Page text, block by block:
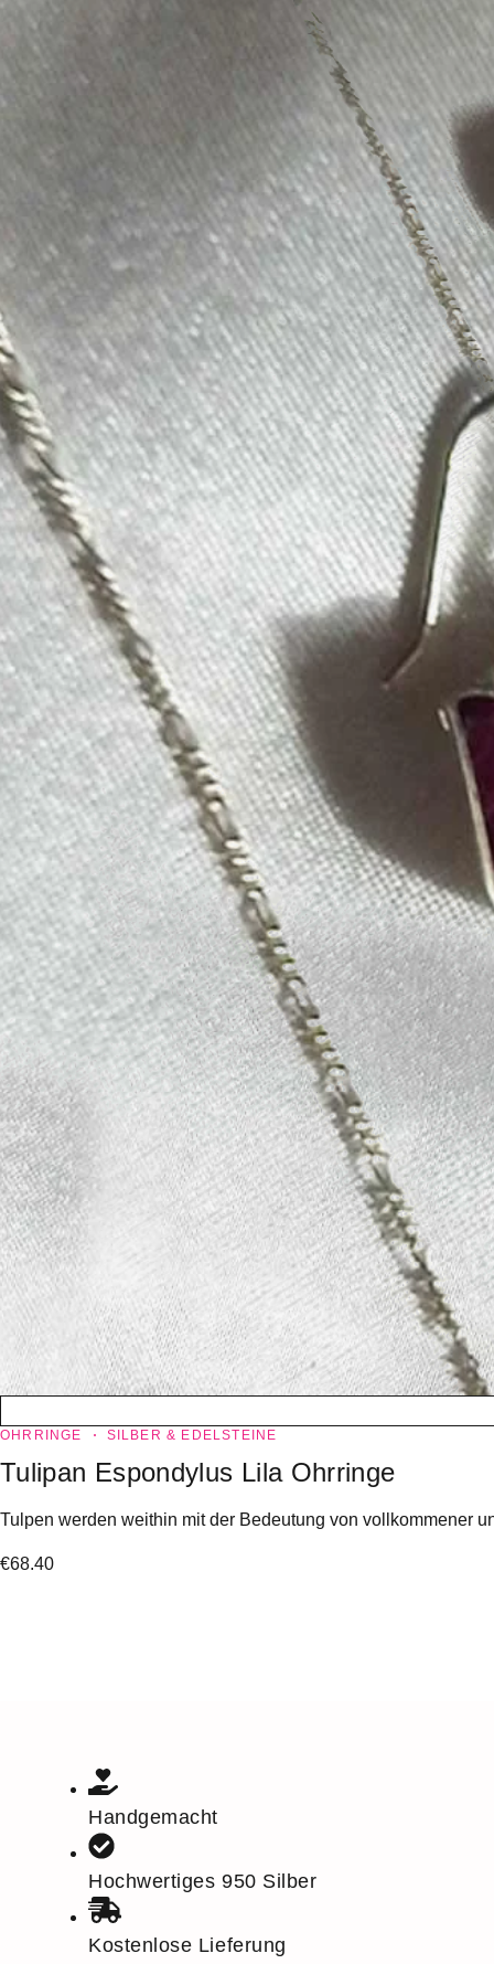
OHRRINGE SILBER & EDELSTEINE
Tulipan Espondylus Lila Ohrringe
Tulpen werden weithin mit der Bedeutung von vollkommener
€68.40
Handgemacht
Hochwertiges 950 Silber
Kostenlose Lieferung